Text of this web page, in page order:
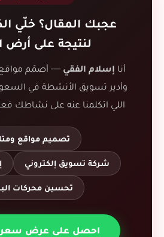
عجبك المقال؟ خلّي
لنتيجة على أرض
أنا إسلام الفقي — أصمّم مواقع
وأدير تسويق الأنشطة في
اللي اتكلمنا عنه على نشاطك
تصميم مواقع
شركة تسويق إلكتروني
تحسين محركات
احصل على عرض سعر